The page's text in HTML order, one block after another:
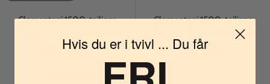
Clementoni 1500-teiliges
199,95 kr.
Clementoni 1500-teiliges
Puzzle – Das Piratenschiff
199,95 kr.
Hvis du er i tvivl ... Du får